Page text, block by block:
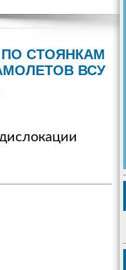
СТОЯНКАМ
ВСУ